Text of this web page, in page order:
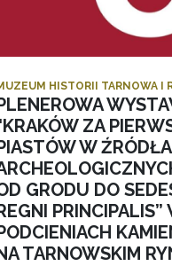
HISTORII TARNOWA I
ZA
W
GRODU DO
PRINCIPALIS”
TARNOWSKIM